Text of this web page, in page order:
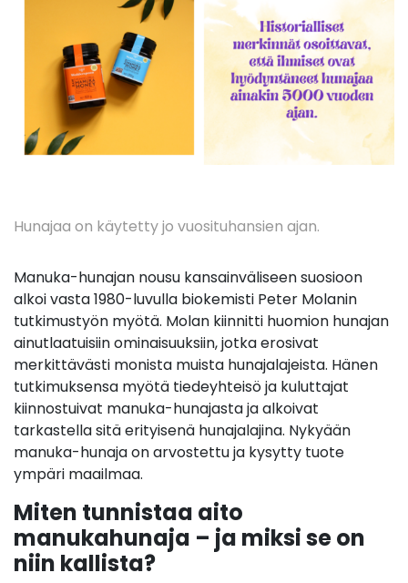
Hunajaa on käytetty jo vuosituhansien ajan.
Manuka-hunajan nousu kansainväliseen suosioon
alkoi vasta 1980-luvulla biokemisti Peter Molanin
tutkimustyön myötä. Molan kiinnitti huomion hunajan
ainutlaatuisiin ominaisuuksiin, jotka erosivat
merkittävästi monista muista hunajalajeista. Hänen
tutkimuksensa myötä tiedeyhteisö ja kuluttajat
kiinnostuivat manuka-hunajasta ja alkoivat
tarkastella sitä erityisenä hunajalajina. Nykyään
manuka-hunaja on arvostettu ja kysytty tuote
ympäri maailmaa.
Miten tunnistaa aito
manukahunaja – ja miksi se on
niin kallista?